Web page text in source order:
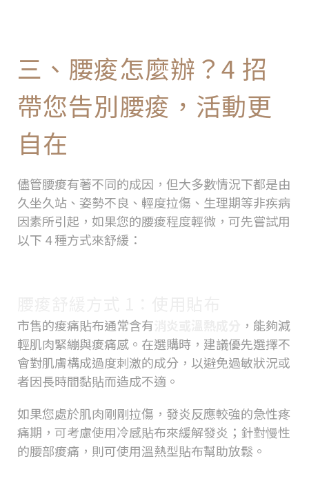
三、腰痠怎麼辦？4 招
帶您告別腰痠，活動更
自在
儘管腰痠有著不同的成因，但大多數情況下都是由
久坐久站、姿勢不良、輕度拉傷、生理期等非疾病
因素所引起，如果您的腰痠程度輕微，可先嘗試用
以下 4 種方式來舒緩：
市售的痠痛貼布通常含有
，能夠減
輕肌肉緊繃與痠痛感。在選購時，建議優先選擇不
會對肌膚構成過度刺激的成分，以避免過敏狀況或
者因長時間黏貼而造成不適。
如果您處於肌肉剛剛拉傷，發炎反應較強的急性疼
痛期，可考慮使用冷感貼布來緩解發炎；針對慢性
的腰部痠痛，則可使用溫熱型貼布幫助放鬆。